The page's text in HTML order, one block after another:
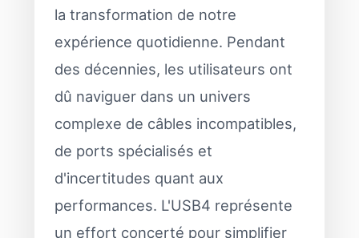
la transformation de notre
expérience quotidienne. Pendant
des décennies, les utilisateurs ont
dû naviguer dans un univers
complexe de câbles incompatibles,
de ports spécialisés et
d'incertitudes quant aux
performances. L'USB4 représente
un effort concerté pour simplifier